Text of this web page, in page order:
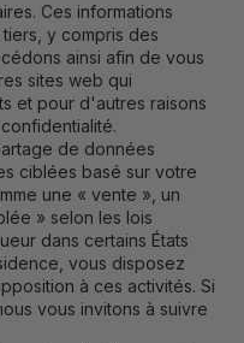
Ces informations
y compris des
ainsi afin de vous
sites web qui
et pour d'autres raisons
de données
ciblées basé sur votre
une « vente », un
» selon les lois
dans certains États
vous disposez
à ces activités. Si
vous invitons à suivre